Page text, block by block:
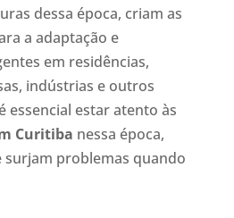
dessa época, criam as
a adaptação e
em residências,
indústrias e outros
essencial estar atento às
Curitiba nessa época,
surjam problemas quando